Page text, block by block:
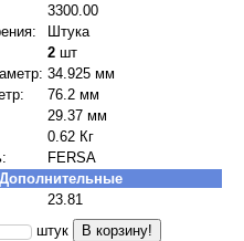
3300.00
Штука
2 шт
34.925 мм
76.2 мм
29.37 мм
0.62 Кг
FERSA
Дополнительные
23.81
штук
В корзину!